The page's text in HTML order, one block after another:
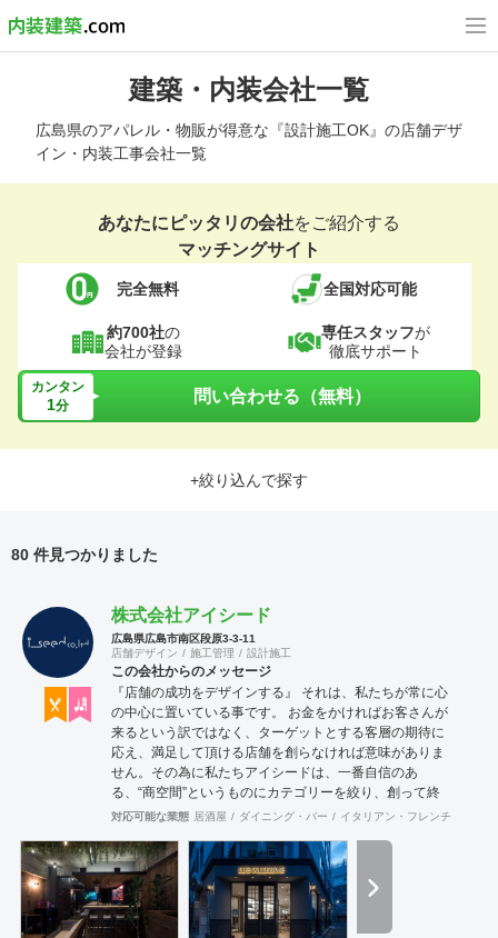
建築・内装会社一覧
広島県のアパレル・物販が得意な『設計施工OK』の店舗デザ
イン・内装工事会社一覧
あなたにピッタリの会社をご紹介する
マッチングサイト
完全無料 全国対応可能
約700社の
会社が登録
専任スタッフが
徹底サポート
カンタン
1分 問い合わせる（無料）
+絞り込んで探す
80 件見つかりました
株式会社アイシード
広島県広島市南区段原3-3-11
店舗デザイン
施工管理 設計施工
この会社からのメッセージ
『店舗の成功をデザインする』 それは、私たちが常に心
の中心に置いている事です。 お金をかければお客さんが
来るという訳ではなく、ターゲットとする客層の期待に
応え、満足して頂ける店舗を創らなければ意味がありま
せん。その為に私たちアイシードは、一番自信のあ
る、“商空間”というものにカテゴリーを絞り、創って終
わりではなく、５年先、10年先を見据えながら、お客様
ます。
対応可能な業態 居酒屋 ダイニング・バー イタリアン・フレンチ